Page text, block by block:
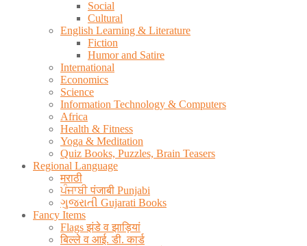
Social
Cultural
English Learning & Literature
Fiction
Humor and Satire
International
Economics
Science
Information Technology & Computers
Africa
Health & Fitness
Yoga & Meditation
Quiz Books, Puzzles, Brain Teasers
Regional Language
मराठी
ਪੰਜਾਬੀ पंजाबी Punjabi
ગુજરાતી Gujarati Books
Fancy Items
Flags झंडे व झाड़ियां
बिल्ले व आई. डी. कार्ड